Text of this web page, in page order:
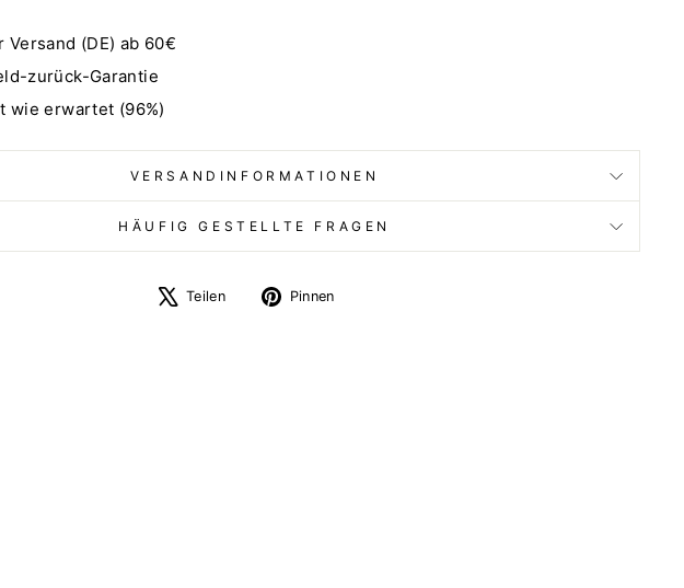
Versand (DE) ab 60€
zurück-Garantie
wie erwartet (96%)
VERSANDINFORMATIONEN
HÄUFIG GESTELLTE FRAGEN
Teilen
Auf
Pinnen